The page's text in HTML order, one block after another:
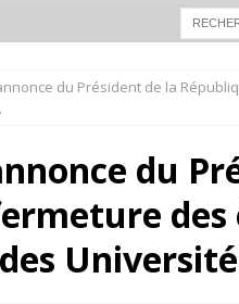
du Président de la
du
des